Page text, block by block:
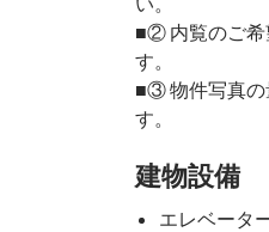
■② 内覧のご希
す。
■③ 物件写真の
す。
建物設備
エレベータ